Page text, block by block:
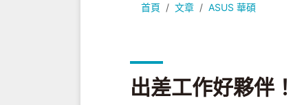
首頁 文章 ASUS 華碩
出差工作好夥伴！ASUS
出差工作好夥伴